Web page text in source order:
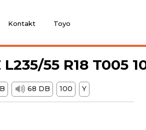
Kontakt Toyo
L235/55 R18 T005
B 68 DB 100 Y